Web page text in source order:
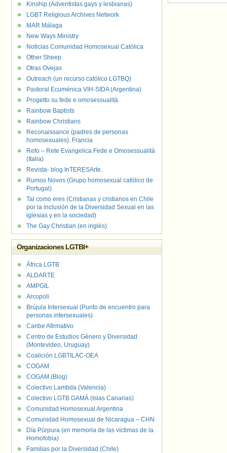
Kinship (Adventistas gays y lesbianas)
LGBT Religious Archives Network
MAR Málaga
New Ways Ministry
Noticias Comunidad Homosexual Católica
Other Sheep
Otras Ovejas
Outreach (un recurso católico LGTBQ)
Pastoral Ecuménica VIH-SIDA (Argentina)
Progetto su fede e omosessualità
Rainbow Baptists
Rainbow Christians
Reconaissance (padres de personas
homosexuales). Francia
Refo – Rete Evangelica Fede e Omosessualità
(Italia)
Revista- blog InTERESArte.
Rumos Novos (Grupo homosexual católico de
Portugal)
Tal como eres (Cristianas y cristianos en Chile
por la inclusión de la Diversidad Sexual en las
iglesias y en la sociedad)
The Gay Christian (en inglés)
Organizaciones LGTBI+
África LGTB
ALDARTE
AMPGIL
Arcopoli
Brújula Intersexual (Punto de encuentro para
personas intersexuales)
Caribe Afirmativo
Centro de Estudios Género y Diversidad
(Montevideo, Uruguay)
Coalición LGBTILAC-OEA
COGAM
COGAM (Blog)
Colectivo Lambda (Valencia)
Colectivo LGTB GAMÁ (Islas Canarias)
Comunidad Homosexual Argentina
Comunidad Homosexual de Nicaragua – CHN
Día Púrpura (en memoria de las víctimas de la
Homofobia)
Familias por la Diversidad (Chile)